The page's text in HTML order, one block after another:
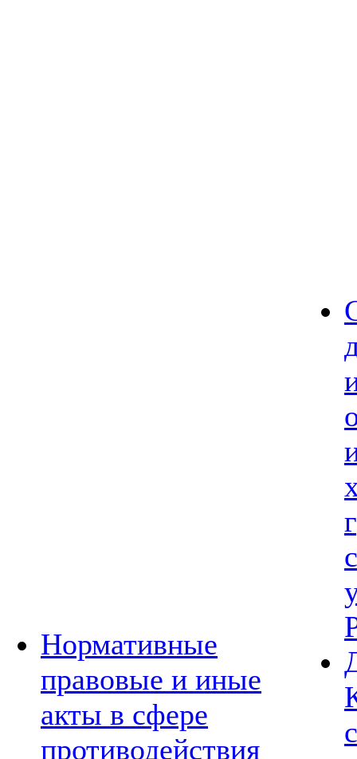
Нормативные
правовые и иные
акты в сфере
противодействия